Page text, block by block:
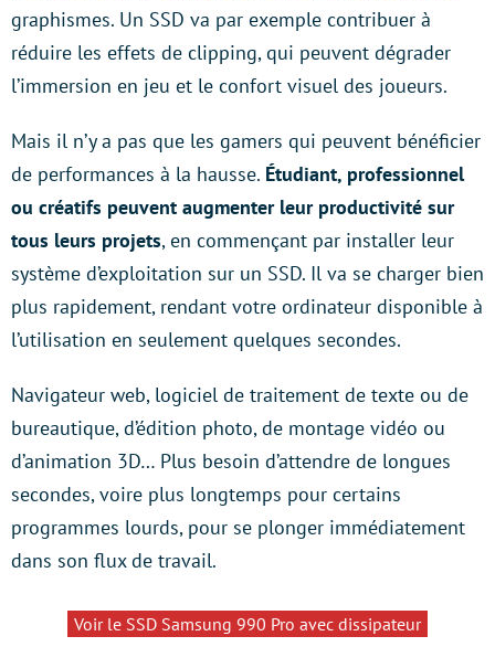
graphismes. Un SSD va par exemple contribuer à
réduire les effets de clipping, qui peuvent dégrader
l’immersion en jeu et le confort visuel des joueurs.
Mais il n’y a pas que les gamers qui peuvent bénéficier
de performances à la hausse. Étudiant, professionnel
ou créatifs peuvent augmenter leur productivité sur
tous leurs projets, en commençant par installer leur
système d’exploitation sur un SSD. Il va se charger bien
plus rapidement, rendant votre ordinateur disponible à
l’utilisation en seulement quelques secondes.
Navigateur web, logiciel de traitement de texte ou de
bureautique, d’édition photo, de montage vidéo ou
d’animation 3D… Plus besoin d’attendre de longues
secondes, voire plus longtemps pour certains
programmes lourds, pour se plonger immédiatement
dans son flux de travail.
Voir le SSD Samsung 990 Pro avec dissipateur